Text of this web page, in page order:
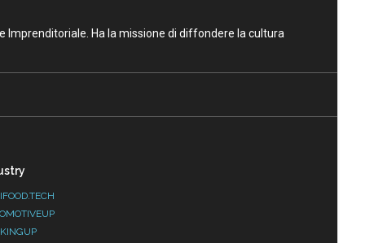
Imprenditoriale. Ha la missione di diffondere la cultura